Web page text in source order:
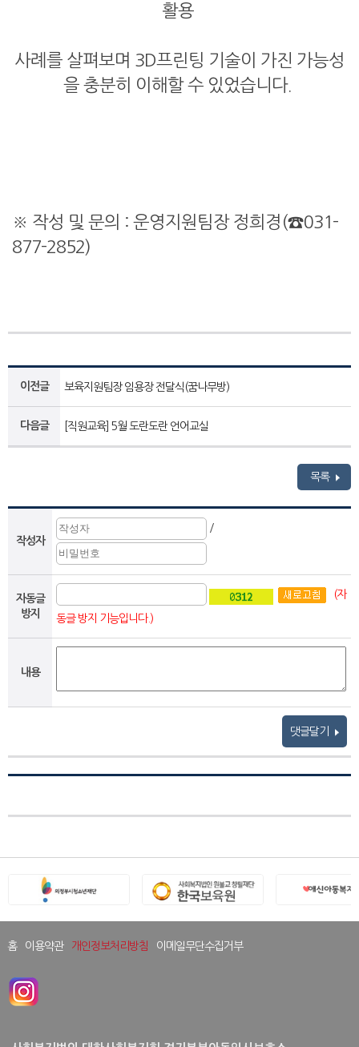
활용
사례를 살펴보며 3D프린팅 기술이 가진 가능성
을 충분히 이해할 수 있었습니다.
※ 작성 및 문의 : 운영지원팀장 정희경(☎031-
877-2852)
이전글 보육지원팀장 임용장 전달식(꿈나무방)
다음글 [직원교육] 5월 도란도란 언어교실
목록
작성자
/
자동글
방지
(자
동글 방지 기능입니다.)
내용
댓글달기
홈 이용약관 개인정보처리방침 이메일무단수집거부